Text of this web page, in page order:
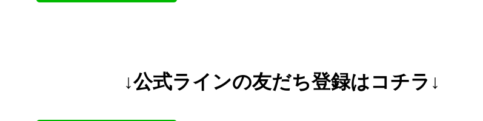
↓公式ラインの友だち登録はコチラ↓